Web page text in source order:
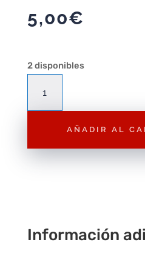
5,00€
2 disponibles
Buzz
cantidad
AÑADIR AL
Información